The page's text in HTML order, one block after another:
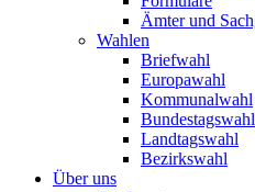
Ämter und
Wahlen
Briefwahl
Europawahl
Kommunalwahl
Bundestagswahl
Landtagswahl
Bezirkswahl
Über uns